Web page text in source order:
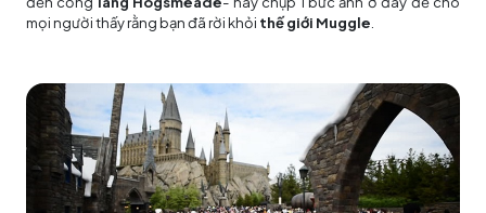
mọi người thấy rằng bạn đã rời khỏi thế giới Muggle.